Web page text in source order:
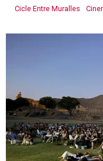
Cicle Entre Muralles